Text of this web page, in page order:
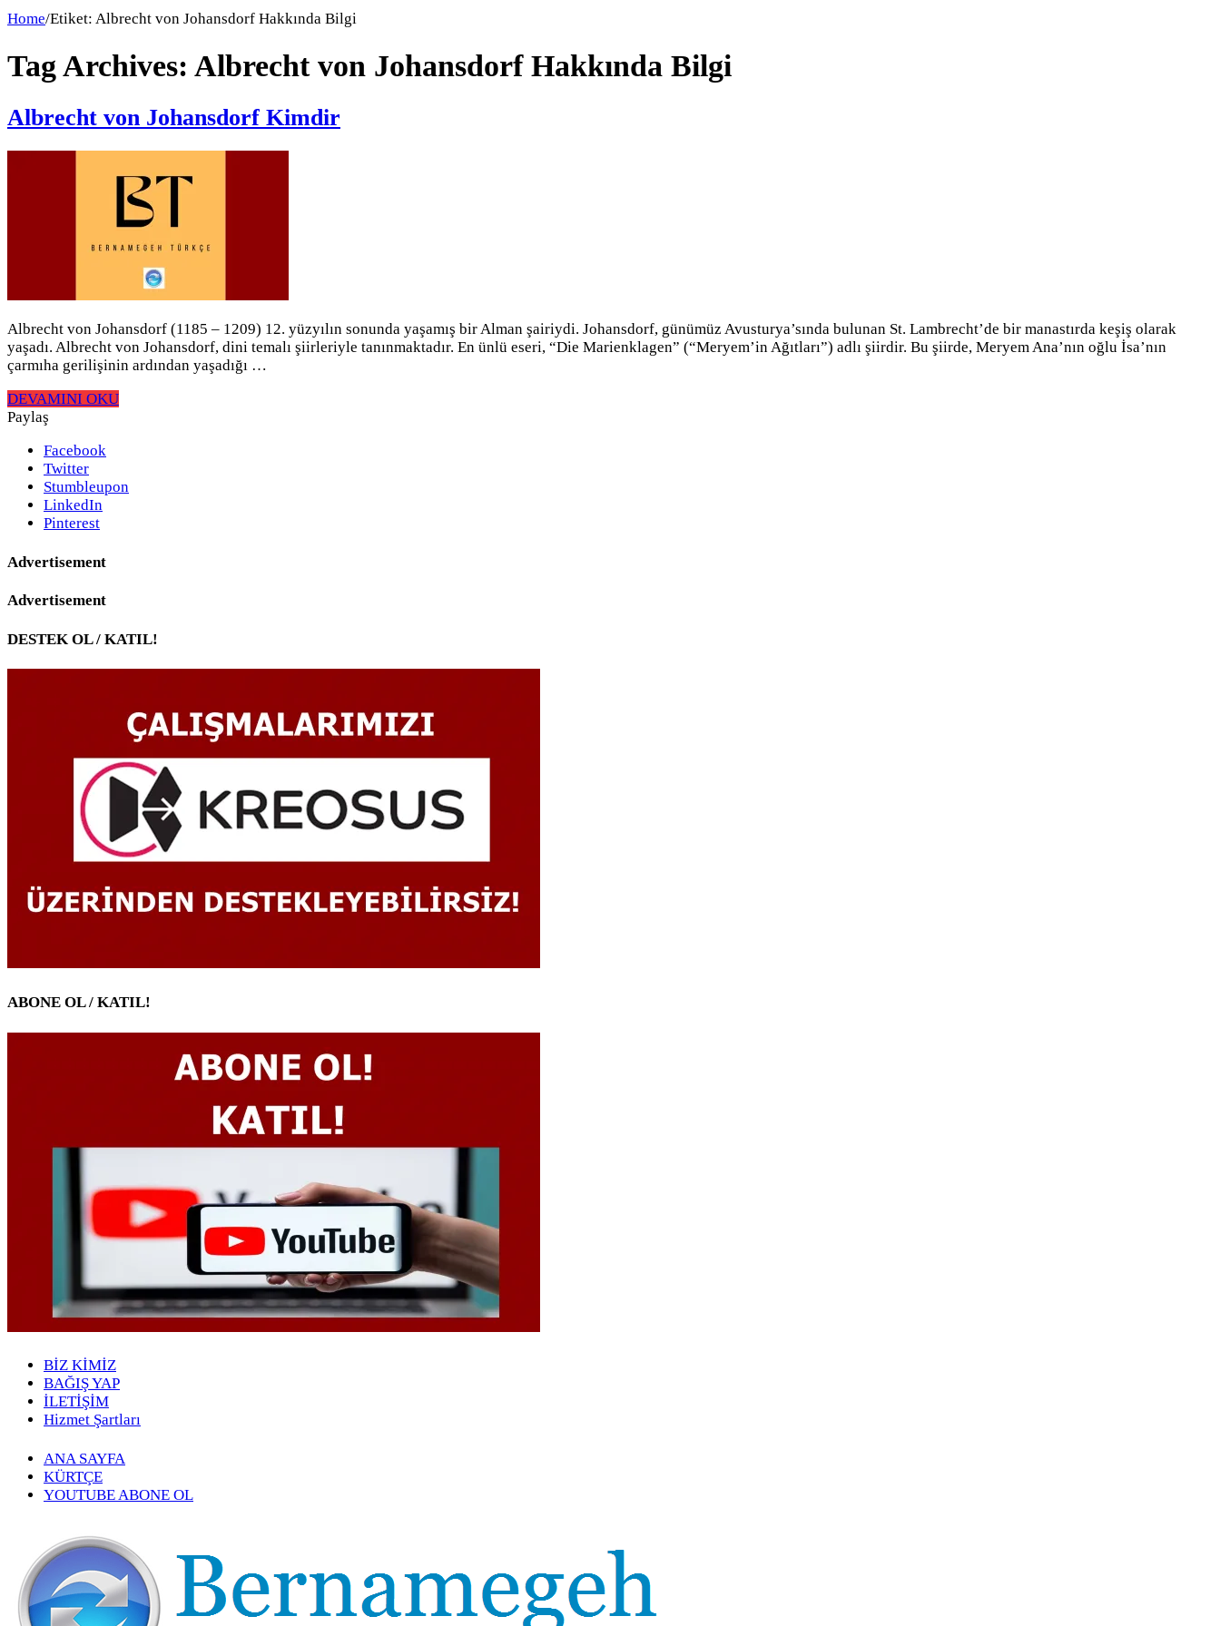
Home/Etiket: Albrecht von Johansdorf Hakkında Bilgi
Tag Archives: Albrecht von Johansdorf Hakkında Bilgi
Albrecht von Johansdorf Kimdir
Albrecht von Johansdorf (1185 – 1209) 12. yüzyılın sonunda yaşamış bir Alman şairiydi. Johansdorf, günümüz Avusturya’sında bulunan St. Lambrecht’de bir manastırda keşiş olarak
yaşadı. Albrecht von Johansdorf, dini temalı şiirleriyle tanınmaktadır. En ünlü eseri, “Die Marienklagen” (“Meryem’in Ağıtları”) adlı şiirdir. Bu şiirde, Meryem Ana’nın oğlu İsa’nın
çarmıha gerilişinin ardından yaşadığı …
DEVAMINI OKU
Paylaş
Facebook
Twitter
Stumbleupon
LinkedIn
Pinterest
Advertisement
Advertisement
DESTEK OL / KATIL!
ABONE OL / KATIL!
BİZ KİMİZ
BAĞIŞ YAP
İLETİŞİM
Hizmet Şartları
ANA SAYFA
KÜRTÇE
YOUTUBE ABONE OL